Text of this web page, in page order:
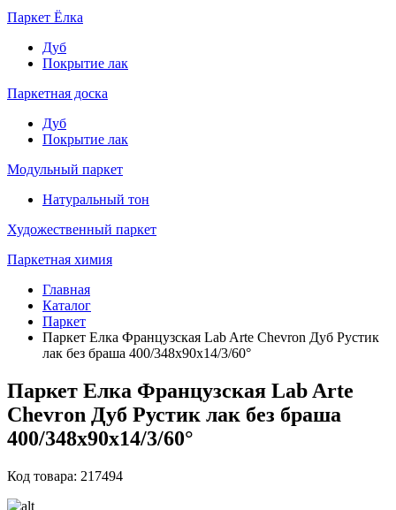
Паркет Ёлка
Дуб
Покрытие лак
Паркетная доска
Дуб
Покрытие лак
Модульный паркет
Натуральный тон
Художественный паркет
Паркетная химия
Главная
Каталог
Паркет
Паркет Елка Французская Lab Arte Chevron Дуб Рустик
лак без браша 400/348х90х14/3/60°
Паркет Елка Французская Lab Arte
Chevron Дуб Рустик лак без браша
400/348х90х14/3/60°
Код товара: 217494